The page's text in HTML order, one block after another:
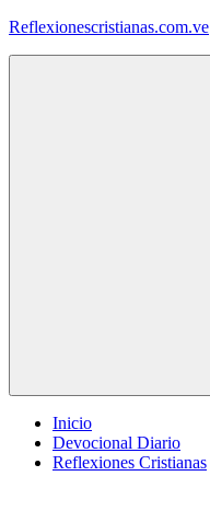
Saltar
Reflexionescristianas.com.ve
Inicio
Devocional Diario
Reflexiones Cristianas